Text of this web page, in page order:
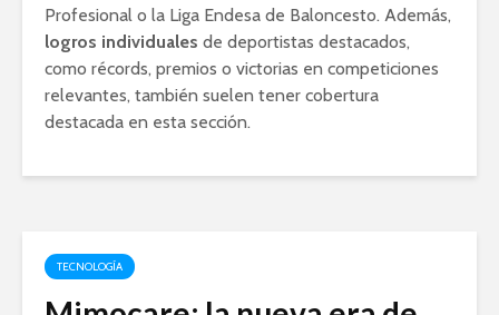
Profesional o la Liga Endesa de Baloncesto. Además,
logros individuales de deportistas destacados,
como récords, premios o victorias en competiciones
relevantes, también suelen tener cobertura
destacada en esta sección.
TECNOLOGÍA